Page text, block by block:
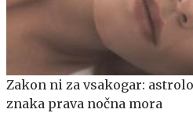
Zakon ni za vsakogar:
znaka prava nočna mora